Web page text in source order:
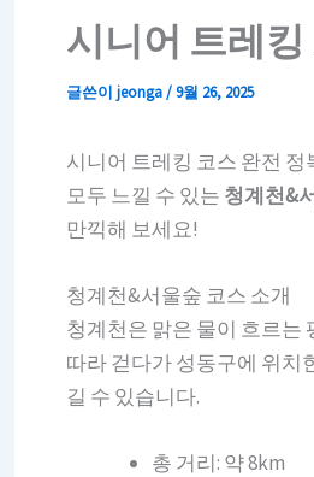
시니어 트레
글쓴이 jeonga/9월 26, 2025
시니어 트레킹 코스 완전
모두 느낄 수 있는 청계천&
만끽해 보세요!
청계천&서울숲 코스 소개
청계천은 맑은 물이 흐르는
따라 걷다가 성동구에 위치
길 수 있습니다.
총 거리: 약 8km